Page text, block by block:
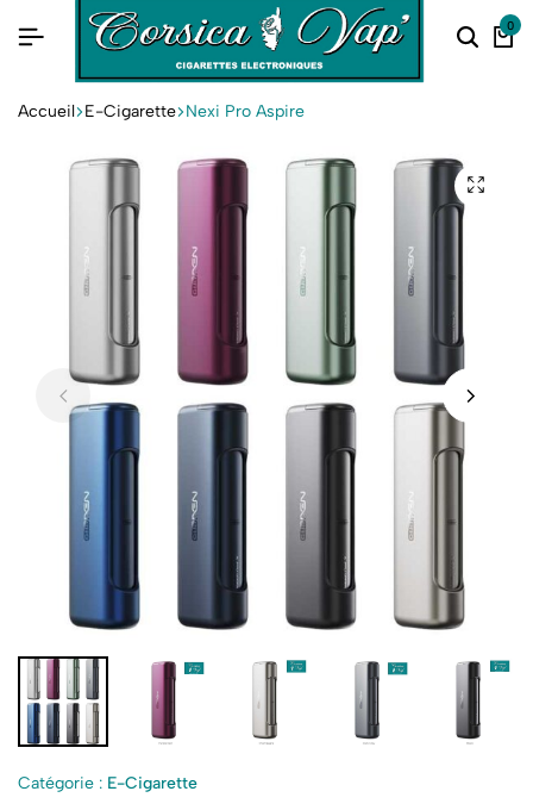
0
Accueil E-Cigarette Nexi Pro Aspire
Catégorie : E-Cigarette